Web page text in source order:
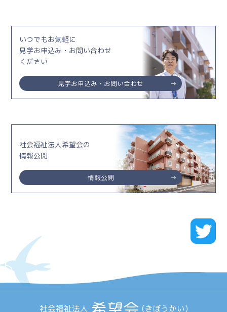
いつでもお気軽に
見学お申込み・お問い合わせ
ください
見学お申込み・お問い合わせ
社会福祉法人希望会の
情報公開
情報公開
社会福祉法人 (きぼうかい)